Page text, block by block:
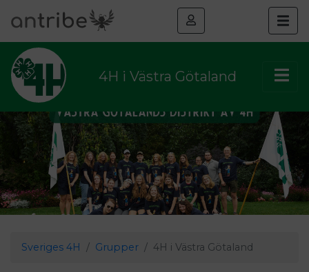
4H i Västra Götaland
Sveriges 4H Grupper 4H i Västra Götaland